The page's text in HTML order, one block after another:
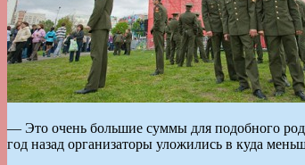
— Это очень большие суммы для подобного
год назад организаторы уложились в куда